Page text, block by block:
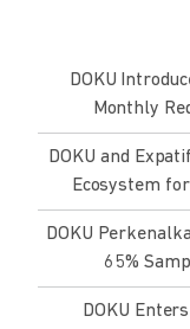
DOKU
Monthly
DOKU and
Ecosystem
DOKU
65%
DOKU